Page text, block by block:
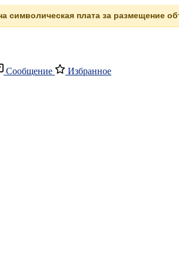
символическая плата за размещение
Сообщение Избранное